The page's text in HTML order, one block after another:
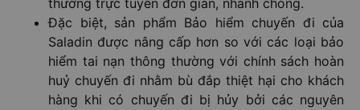
thường trực tuyến đơn giản, nhanh chóng.
Đặc biệt, sản phẩm Bảo hiểm chuyến đi của
Saladin được nâng cấp hơn so với các loại bảo
hiểm tai nạn thông thường với chính sách hoàn
huỷ chuyến đi nhằm bù đắp thiệt hại cho khách
hàng khi có chuyến đi bị hủy bởi các nguyên